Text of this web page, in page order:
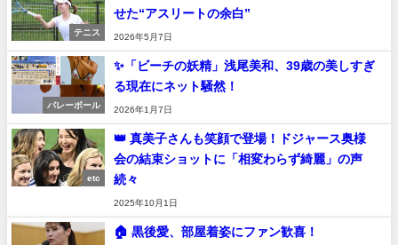
テニス
せた“アスリートの余白”
2026年5月7日
バレーボール
✨「ビーチの妖精」浅尾美和、39歳の美しすぎ
る現在にネット騒然！
2026年1月7日
etc
👑 真美子さんも笑顔で登場！ドジャース奥様
会の結束ショットに「相変わらず綺麗」の声
続々
2025年10月1日
🏠 黒後愛、部屋着姿にファン歓喜！